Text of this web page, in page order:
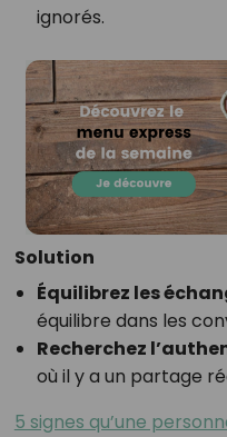
ignorés.
Solution
Équilibrez les
équilibre dans les
Recherchez
où il y a un partage
5 signes qu’une